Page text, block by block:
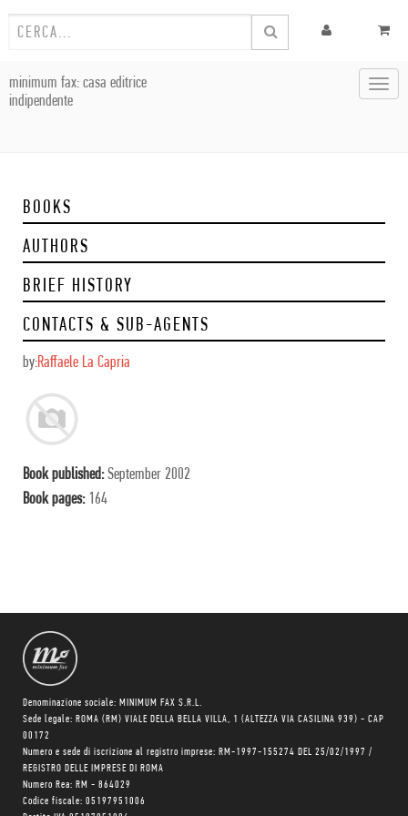
minimum fax: casa editrice
indipendente
BOOKS
AUTHORS
BRIEF HISTORY
CONTACTS & SUB-AGENTS
by:Raffaele La Capria
Book published:September 2002
Book pages: 164
Denominazione sociale: MINIMUM FAX S.R.L.
Sede legale: ROMA (RM) VIALE DELLA BELLA VILLA, 1 (ALTEZZA VIA CASILINA 939) - CAP
00172
Numero e sede di iscrizione al registro imprese: RM-1997-155274 DEL 25/02/1997 /
REGISTRO DELLE IMPRESE DI ROMA
Numero Rea: RM - 864029
Codice fiscale: 05197951006